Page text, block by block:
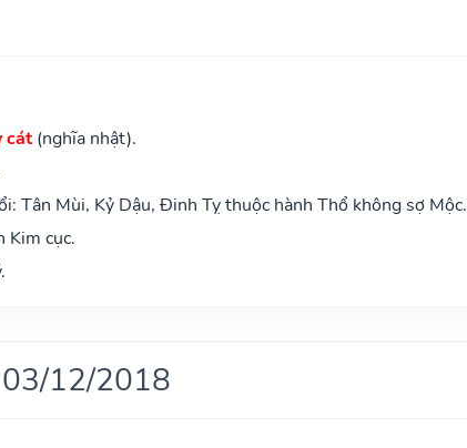
cát(nghĩa nhật).
Tân Mùi, Kỷ Dậu, Đinh Tỵ thuộc hành Thổ không sợ Mộc.
Kim cục.
12/2018